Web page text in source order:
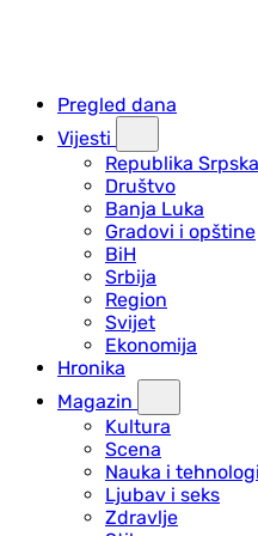
Pregled dana
Vijesti
Republika Srpska
Društvo
Banja Luka
Gradovi i opštine
BiH
Srbija
Region
Svijet
Ekonomija
Hronika
Magazin
Kultura
Scena
Nauka i
Ljubav i seks
Zdravlje